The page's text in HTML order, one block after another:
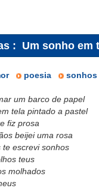
: Um sonho em
poesia sonhos
um barco de papel
tela pintado a pastel
fiz prosa
beijei uma rosa
te escrevi sonhos
teus
molhados